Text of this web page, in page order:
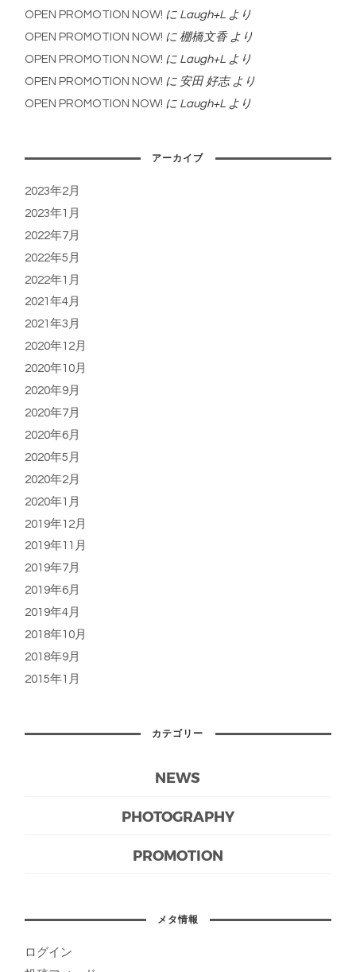
OPEN PROMOTION NOW! に Laugh+L より
OPEN PROMOTION NOW! に 棚橋文香より
OPEN PROMOTION NOW! に Laugh+L より
OPEN PROMOTION NOW! に 安田 好志より
OPEN PROMOTION NOW! に Laugh+L より
アーカイブ
2023年2月
2023年1月
2022年7月
2022年5月
2022年1月
2021年4月
2021年3月
2020年12月
2020年10月
2020年9月
2020年7月
2020年6月
2020年5月
2020年2月
2020年1月
2019年12月
2019年11月
2019年7月
2019年6月
2019年4月
2018年10月
2018年9月
2015年1月
カテゴリー
NEWS
PHOTOGRAPHY
PROMOTION
メタ情報
ログイン